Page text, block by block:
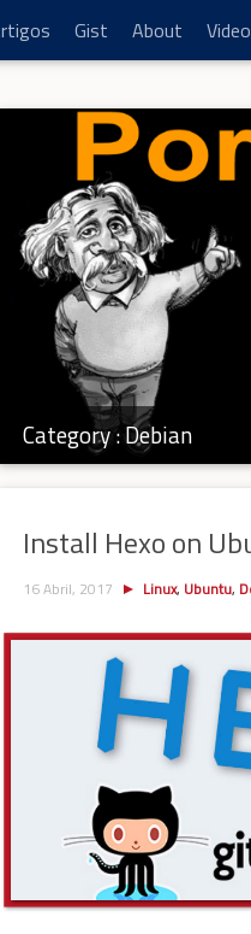
Gist About
Category :Debian
Install Hexo on
16 Abril, 2017 Linux, Ubuntu,